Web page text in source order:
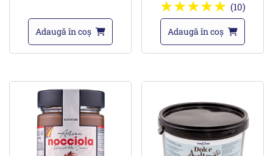
Adaugă în coș
(10)
Adaugă în coș